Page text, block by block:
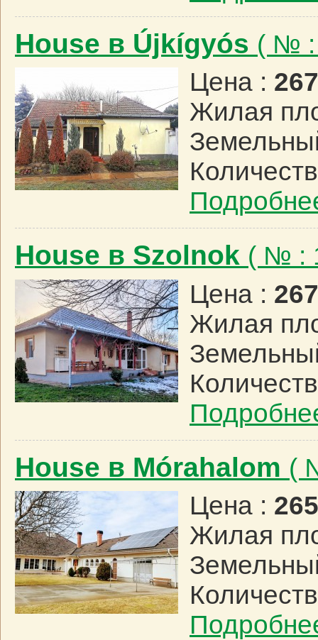
House в Újkígyós ( № :
Цена :
Жилая
House в Szolnok ( № :
Цена :
Жилая
House в Mórahalom (
Цена :
Жилая